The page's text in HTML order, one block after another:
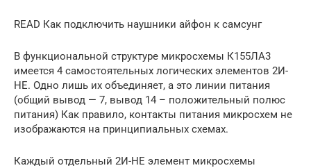
READ Как подключить наушники айфон к самсунг
В функциональной структуре микросхемы К155ЛА3
имеется 4 самостоятельных логических элементов 2И-
НЕ. Одно лишь их объединяет, а это линии питания
(общий вывод — 7, вывод 14 – положительный полюс
питания) Как правило, контакты питания микросхем не
изображаются на принципиальных схемах.
Каждый отдельный 2И-НЕ элемент микросхемы